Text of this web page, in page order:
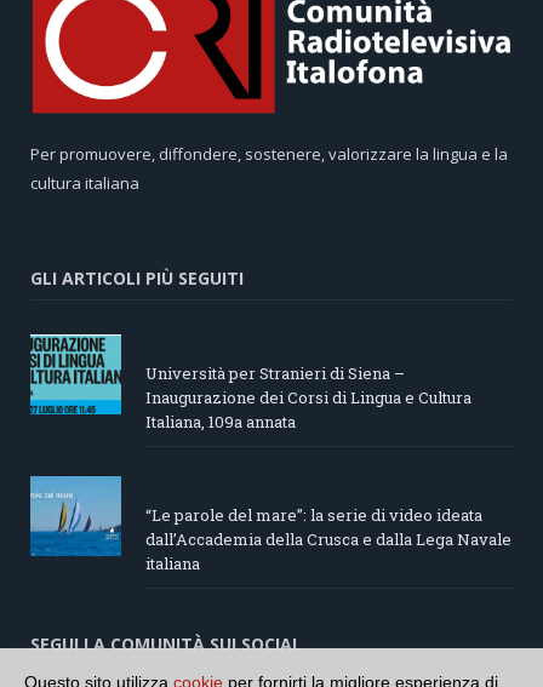
Per promuovere, diffondere, sostenere, valorizzare la lingua e la
cultura italiana
GLI ARTICOLI PIÙ SEGUITI
Università per Stranieri di Siena –
Inaugurazione dei Corsi di Lingua e Cultura
Italiana, 109a annata
“Le parole del mare”: la serie di video ideata
dall’Accademia della Crusca e dalla Lega Navale
italiana
SEGUI LA COMUNITÀ SUI SOCIAL
Questo sito utilizza cookie per fornirti la migliore esperienza di